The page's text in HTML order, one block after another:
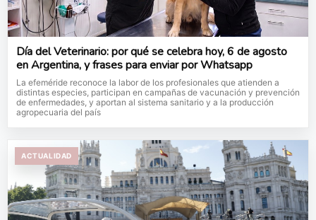
Día del Veterinario: por qué se celebra hoy, 6 de agosto
en Argentina, y frases para enviar por Whatsapp
La efeméride reconoce la labor de los profesionales que atienden a
distintas especies, participan en campañas de vacunación y prevención
de enfermedades, y aportan al sistema sanitario y a la producción
agropecuaria del país
ACTUALIDAD